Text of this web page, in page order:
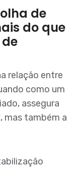
de
do que
relação entre
como um
assegura
mas também a